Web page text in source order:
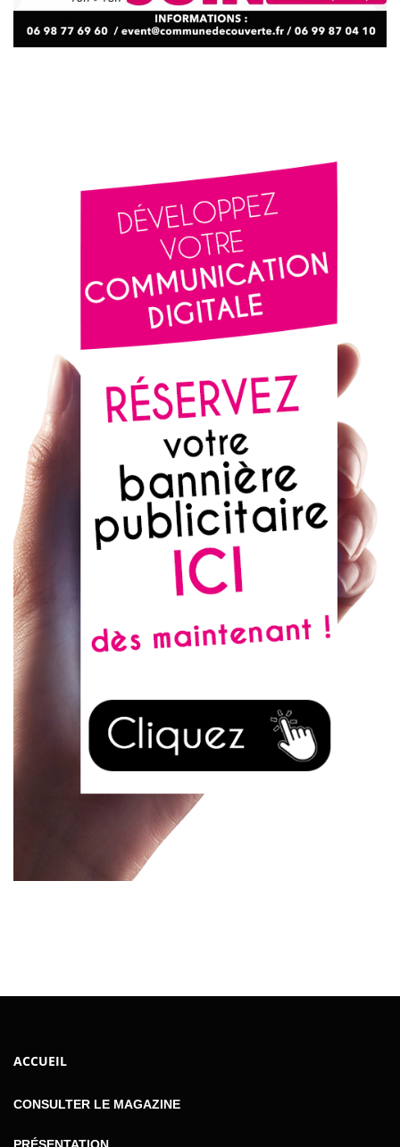
ACCUEIL
CONSULTER LE MAGAZINE